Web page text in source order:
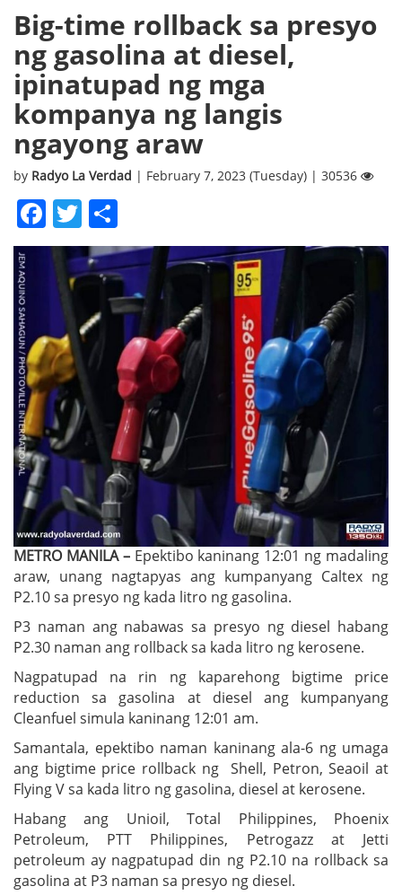
Big-time rollback sa presyo
ng gasolina at diesel,
ipinatupad ng mga
kompanya ng langis
ngayong araw
by Radyo La Verdad | February 7, 2023 (Tuesday) | 30536
Facebook
Twitter
METRO MANILA – Epektibo kaninang 12:01 ng madaling
araw, unang nagtapyas ang kumpanyang Caltex ng
P2.10 sa presyo ng kada litro ng gasolina.
P3 naman ang nabawas sa presyo ng diesel habang
P2.30 naman ang rollback sa kada litro ng kerosene.
Nagpatupad na rin ng kaparehong bigtime price
reduction sa gasolina at diesel ang kumpanyang
Cleanfuel simula kaninang 12:01 am.
Samantala, epektibo naman kaninang ala-6 ng umaga
ang bigtime price rollback ng Shell, Petron, Seaoil at
Flying V sa kada litro ng gasolina, diesel at kerosene.
Habang ang Unioil, Total Philippines, Phoenix
Petroleum, PTT Philippines, Petrogazz at Jetti
petroleum ay nagpatupad din ng P2.10 na rollback sa
gasolina at P3 naman sa presyo ng diesel.